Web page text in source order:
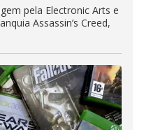
pela Electronic Arts e
Assassin’s Creed,